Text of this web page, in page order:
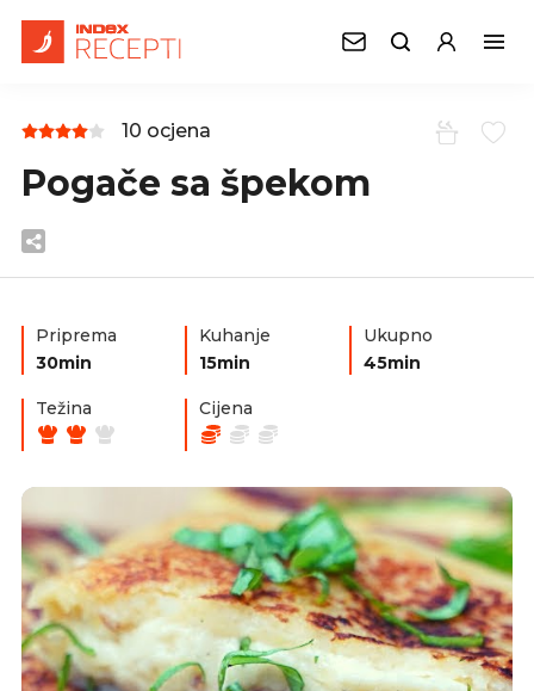
10 ocjena
Pogače sa špekom
Priprema
30min
Kuhanje
15min
Ukupno
45min
Težina Cijena